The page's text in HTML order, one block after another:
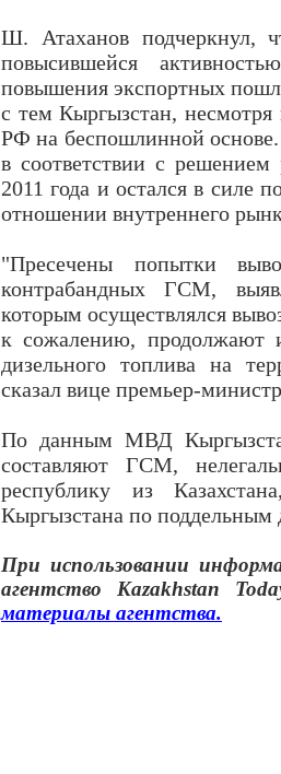
Ш. Атаханов подчеркнул,
повысившейся
повышения экспортных
с тем Кыргызстан,
РФ на беспошлинной
в соответствии с решением
2011 года и остался в силе
отношении внутреннего
"Пресечены попытки
контрабандных ГСМ,
которым осуществлялся
к сожалению, продолжают
дизельного топлива на
сказал вице премьер-
По данным МВД
составляют ГСМ,
республику из
Кыргызстана по поддельным
При использовании
агентство Kazakhstan
материалы агентства.